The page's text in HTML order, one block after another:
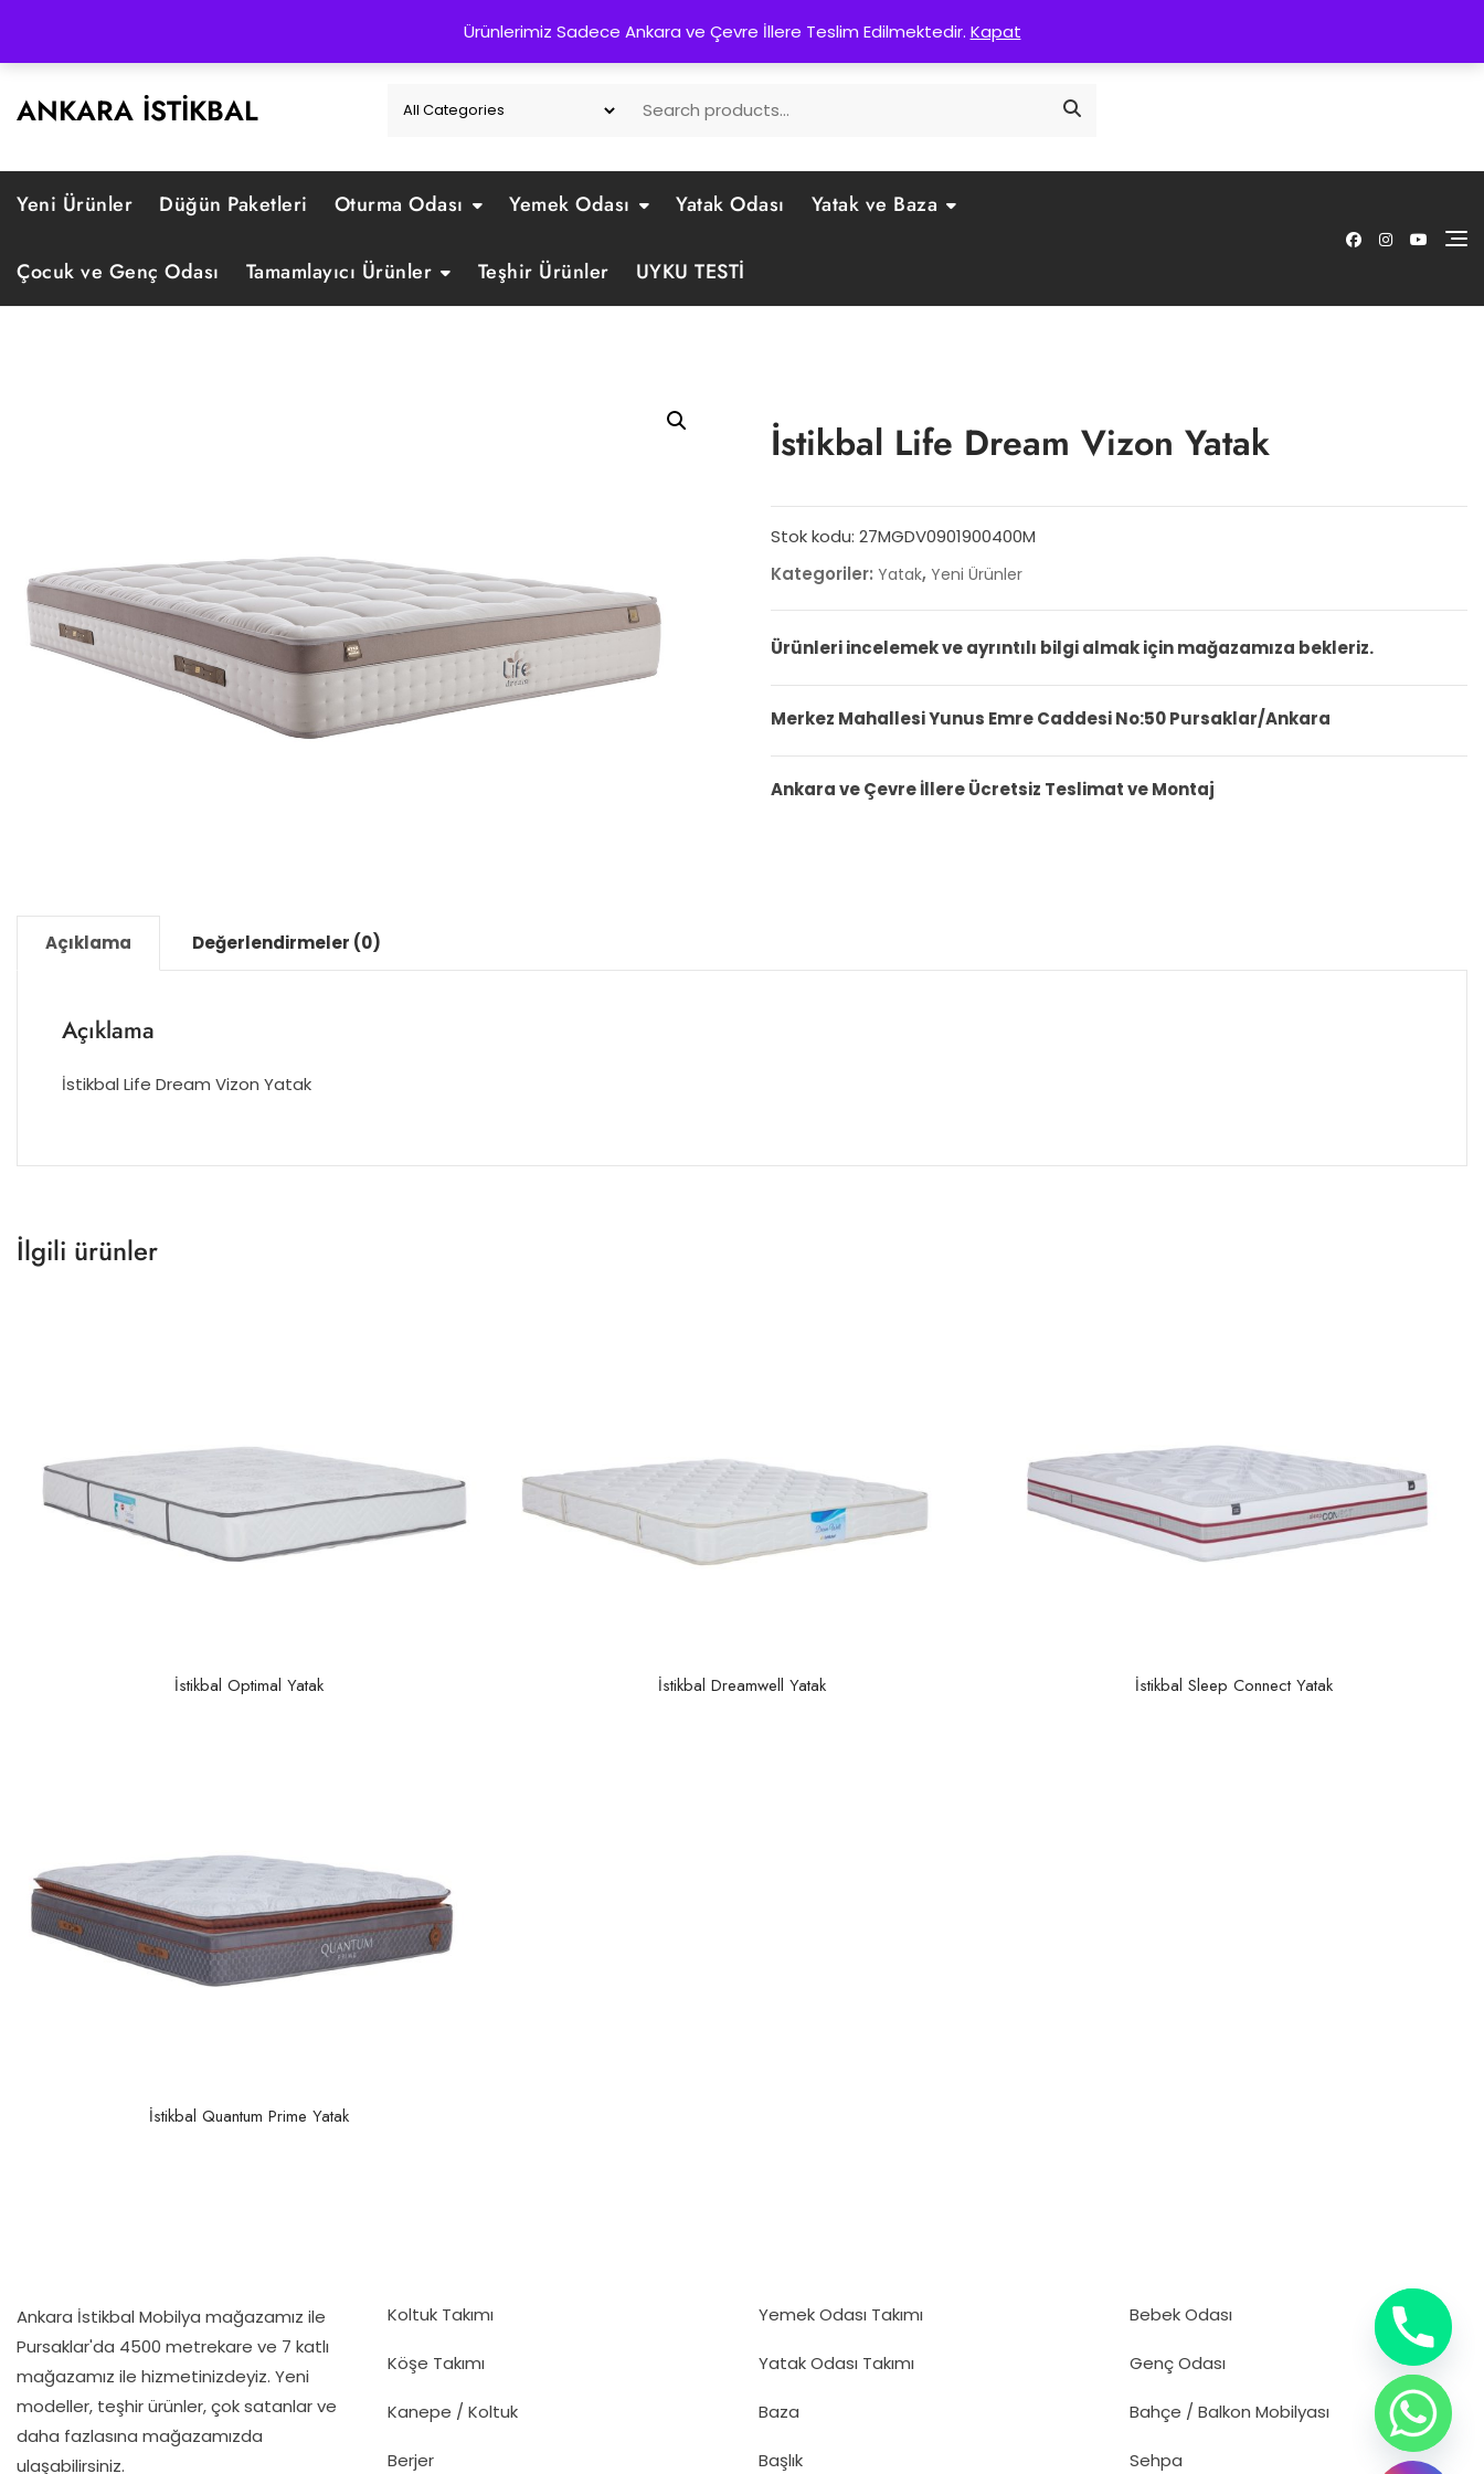
Ürünlerimiz Sadece Ankara ve Çevre İllere Teslim Edilmektedir. Kapat
content
Yunus Emre Cd. No:50 Pursaklar/Ankara
ANKARA İSTIKBAL
Yeni Ürünler Düğün Paketleri Oturma Odası Yemek Odası Yatak Odası Yatak ve Baza
Çocuk ve Genç Odası Tamamlayıcı Ürünler Teşhir Ürünler UYKU TESTİ
İstikbal Life Dream Vizon Yatak
Stok kodu:27MGDV0901900400M
Kategoriler:Yatak,Yeni Ürünler
Ürünleri incelemek ve ayrıntılı bilgi almak için mağazamıza bekleriz.
Merkez Mahallesi Yunus Emre Caddesi No:50 Pursaklar/Ankara
Ankara ve Çevre İllere Ücretsiz Teslimat ve Montaj
Açıklama Değerlendirmeler (0)
Açıklama
İstikbal Life Dream Vizon Yatak
İlgili ürünler
İstikbal Optimal Yatak İstikbal Dreamwell Yatak İstikbal Sleep Connect Yatak
İstikbal Quantum Prime Yatak
Ankara İstikbal Mobilya mağazamız ile
Pursaklar'da 4500 metrekare ve 7 katlı
mağazamız ile hizmetinizdeyiz. Yeni
modeller, teşhir ürünler, çok satanlar ve
daha fazlasına mağazamızda
ulaşabilirsiniz.
Koltuk Takımı
Köşe Takımı
Kanepe / Koltuk
Berjer
Yemek Odası Takımı
Yatak Odası Takımı
Baza
Başlık
Bebek Odası
Genç Odası
Bahçe / Balkon Mobilyası
Sehpa